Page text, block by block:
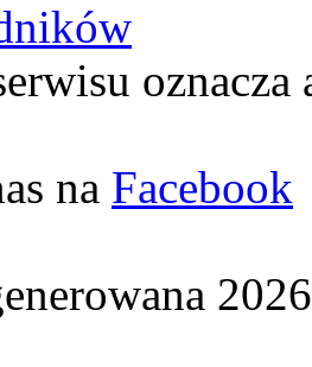
oznacza
na Facebook